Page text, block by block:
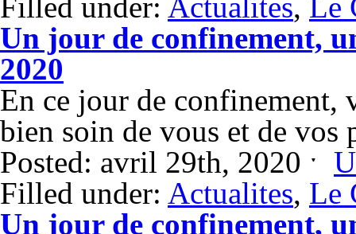
Un jour de confinement,
2020
En ce jour de confinement,
bien soin de vous et de vos
Posted: avril 29th, 2020 ˑ
Filled under: Actualites, Le
Un jour de confinement,